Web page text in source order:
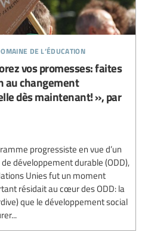
de l’éducation
vos promesses: faites
au changement
dès maintenant! », par
progressiste en vue d’un
développement durable (ODD),
Unies fut un moment
résidait au cœur des ODD: la
que le développement social